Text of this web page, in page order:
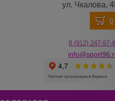
ул. Чкалова,
8 (912) 247-97-